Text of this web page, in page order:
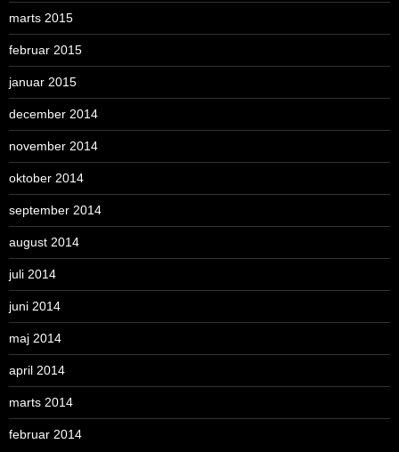
marts 2015
februar 2015
januar 2015
december 2014
november 2014
oktober 2014
september 2014
august 2014
juli 2014
juni 2014
maj 2014
april 2014
marts 2014
februar 2014